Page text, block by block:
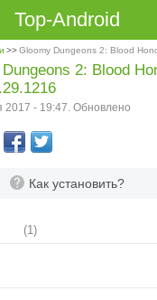
Top-Android
>>Gloomy Dungeons 2: Blood
Как установить?
(1)
2: Blood
2017 - 19:47. Обновлено